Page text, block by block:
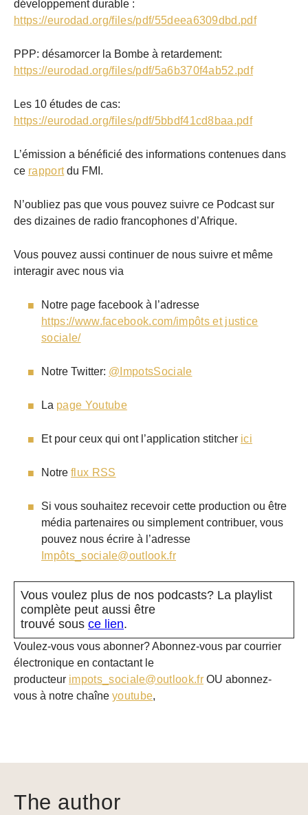
développement durable :
https://eurodad.org/files/pdf/55deea6309dbd.pdf
PPP: désamorcer la Bombe à retardement:
https://eurodad.org/files/pdf/5a6b370f4ab52.pdf
Les 10 études de cas:
https://eurodad.org/files/pdf/5bbdf41cd8baa.pdf
L’émission a bénéficié des informations contenues dans
ce rapportdu FMI.
N’oubliez pas que vous pouvez suivre ce Podcast sur
des dizaines de radio francophones d’Afrique.
Vous pouvez aussi continuer de nous suivre et même
interagir avec nous via
Notre page facebook à l’adresse
https://www.facebook.com/impôts et justice
sociale/
Notre Twitter: @ImpotsSociale
La page Youtube
Et pour ceux qui ont l’application stitcher ici
Notre flux RSS
Si vous souhaitez recevoir cette production ou être
média partenaires ou simplement contribuer, vous
pouvez nous écrire à l’adresse
Impôts_sociale@outlook.fr
Vous voulez plus de nos podcasts? La playlist
complète peut aussi être
trouvé sous ce lien.
Voulez-vous vous abonner? Abonnez-vous par courrier
électronique en contactant le
producteur impots_sociale@outlook.fr OU abonnez-
vous à notre chaîne youtube,
The author